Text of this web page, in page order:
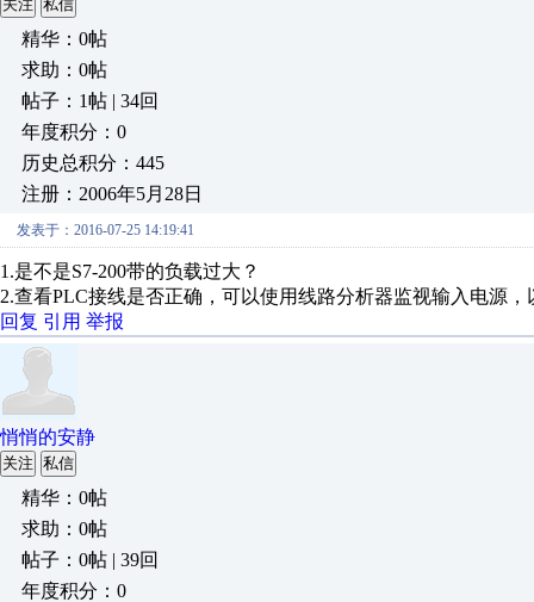
关注 私信
精华：0帖
求助：0帖
帖子：1帖 | 34回
年度积分：0
历史总积分：445
注册：2006年5月28日
发表于：2016-07-25 14:19:41
1.是不是S7-200带的负载过大？
2.查看PLC接线是否正确，可以使用线路分析器监视输入电源
回复 引用 举报
悄悄的安静
关注 私信
精华：0帖
求助：0帖
帖子：0帖 | 39回
年度积分：0